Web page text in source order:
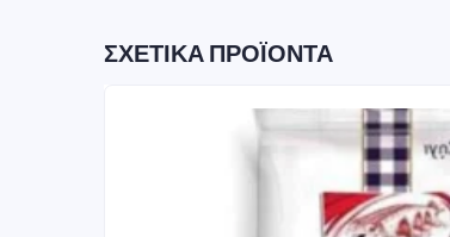
ΣΧΕΤΙΚΆ ΠΡΟΪΌΝΤΑ